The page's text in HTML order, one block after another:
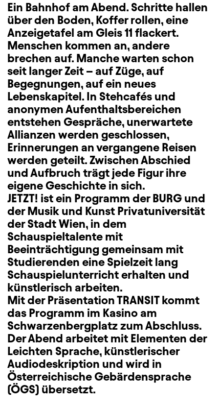
Ein Bahnhof am Abend. Schritte hallen
über den Boden, Koffer rollen, eine
Anzeigetafel am Gleis 11 flackert.
Menschen kommen an, andere
brechen auf. Manche warten schon
seit langer Zeit – auf Züge, auf
Begegnungen, auf ein neues
Lebenskapitel. In Stehcafés und
anonymen Aufenthaltsbereichen
entstehen Gespräche, unerwartete
Allianzen werden geschlossen,
Erinnerungen an vergangene Reisen
werden geteilt. Zwischen Abschied
und Aufbruch trägt jede Figur ihre
eigene Geschichte in sich.
JETZT! ist ein Programm der BURG und
der Musik und Kunst Privatuniversität
der Stadt Wien, in dem
Schauspieltalente mit
Beeinträchtigung gemeinsam mit
Studierenden eine Spielzeit lang
Schauspielunterricht erhalten und
künstlerisch arbeiten.
Mit der Präsentation TRANSIT kommt
das Programm im Kasino am
Schwarzenbergplatz zum Abschluss.
Der Abend arbeitet mit Elementen der
Leichten Sprache, künstlerischer
Audiodeskription und wird in
Österreichische Gebärdensprache
(ÖGS) übersetzt.